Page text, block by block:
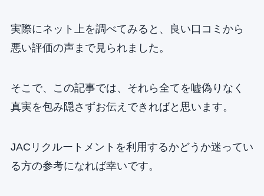
実際にネット上を調べてみると、良い口コミから
悪い評価の声まで見られました。
そこで、この記事では、それら全てを嘘偽りなく
真実を包み隠さずお伝えできればと思います。
JACリクルートメントを利用するかどうか迷ってい
る方の参考になれば幸いです。